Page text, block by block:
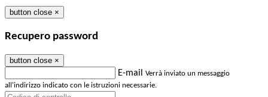
button close ×
Recupero password
button close ×
E-mail Verrà inviato un messaggio
all'indirizzo indicato con le istruzioni necessarie.